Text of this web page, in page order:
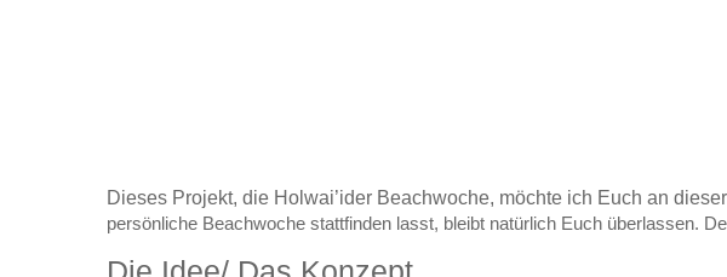
Dieses Projekt, die Holwai’ider Beachwoche, möchte ich Euch an
persönliche Beachwoche stattfinden lasst, bleibt natürlich Euch überlassen.